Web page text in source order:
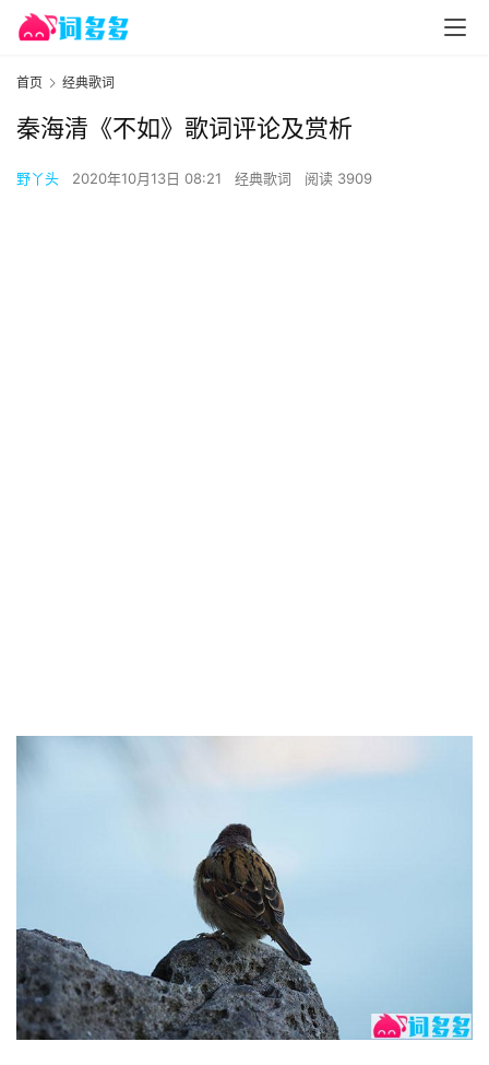
首页 经典歌词
秦海清《不如》歌词评论及赏析
野丫头 2020年10月13日 08:21 经典歌词 阅读 3909